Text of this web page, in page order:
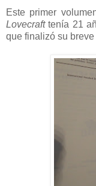
Este primer
Lovecrafttenía 21
que finalizó su